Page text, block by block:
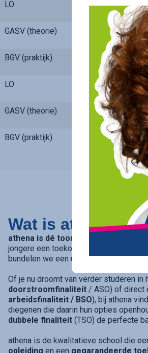
LO
GASV (theorie)
BGV (praktijk)
LO
GASV (theorie)
BGV (praktijk)
Wat is athena?
athena is dé toonaangevende
jongere een toekomstgarantie biedt.
bundelen we een uitgebreid en
Of je nu droomt van verder studeren
doorstroomfinaliteit / ASO) of direct
arbeidsfinaliteit / BSO), bij athena
diegenen die daarin hun opties
dubbele finaliteit (TSO) de perfecte
athena is de kwalitatieve school die
opleiding en een gegarandeerde